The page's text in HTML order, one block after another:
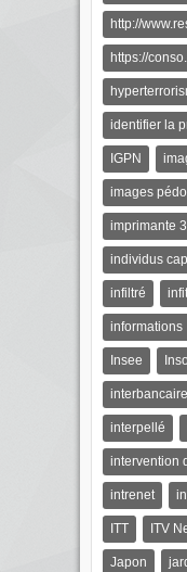
http://
https://
identifier la
IGPN
images
imprimante
individus
infiltré
informations
Insee
interpellé
intervention
intrenet
ITT ITV
Japon